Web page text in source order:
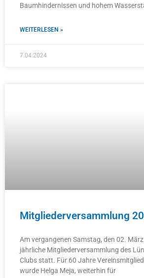
Baumhindernissen und hohem
WEITERLESEN »
7.04.2024
Mitgliederversammlung
Am vergangenen Samstag, den 02.
jährliche Mitgliederversammlung des
Clubs statt. Für 60 Jahre
wurde Helga Meja, weiterhin für